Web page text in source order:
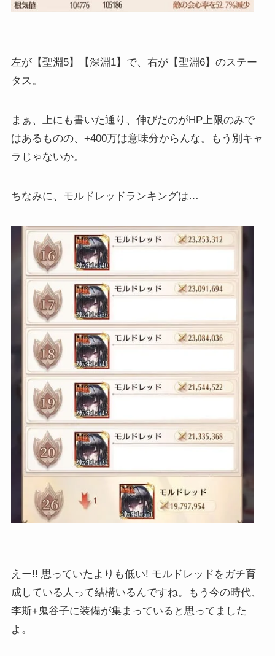
左が【聖淵5】【深淵1】で、右が【聖淵6】のステー
タス。
まぁ、上にも書いた通り、伸びたのがHP上限のみで
はあるものの、+400万は意味分からんな。もう別キャ
ラじゃないか。
ちなみに、モルドレッドランキングは…
えー!! 思っていたよりも低い! モルドレッドをガチ育
成している人って結構いるんですね。もう今の時代、
李斯+鬼谷子に装備が集まっていると思ってました
よ。